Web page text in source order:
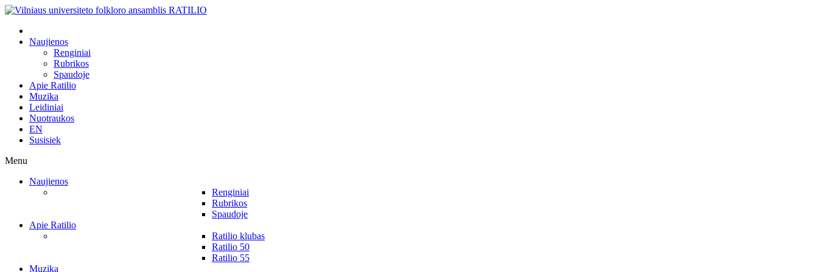
Naujienos
Renginiai
Rubrikos
Spaudoje
Apie Ratilio
Muzika
Leidiniai
Nuotraukos
EN
Susisiek
Menu
Naujienos
Renginiai
Rubrikos
Spaudoje
Apie Ratilio
Ratilio klubas
Ratilio 50
Ratilio 55
Muzika